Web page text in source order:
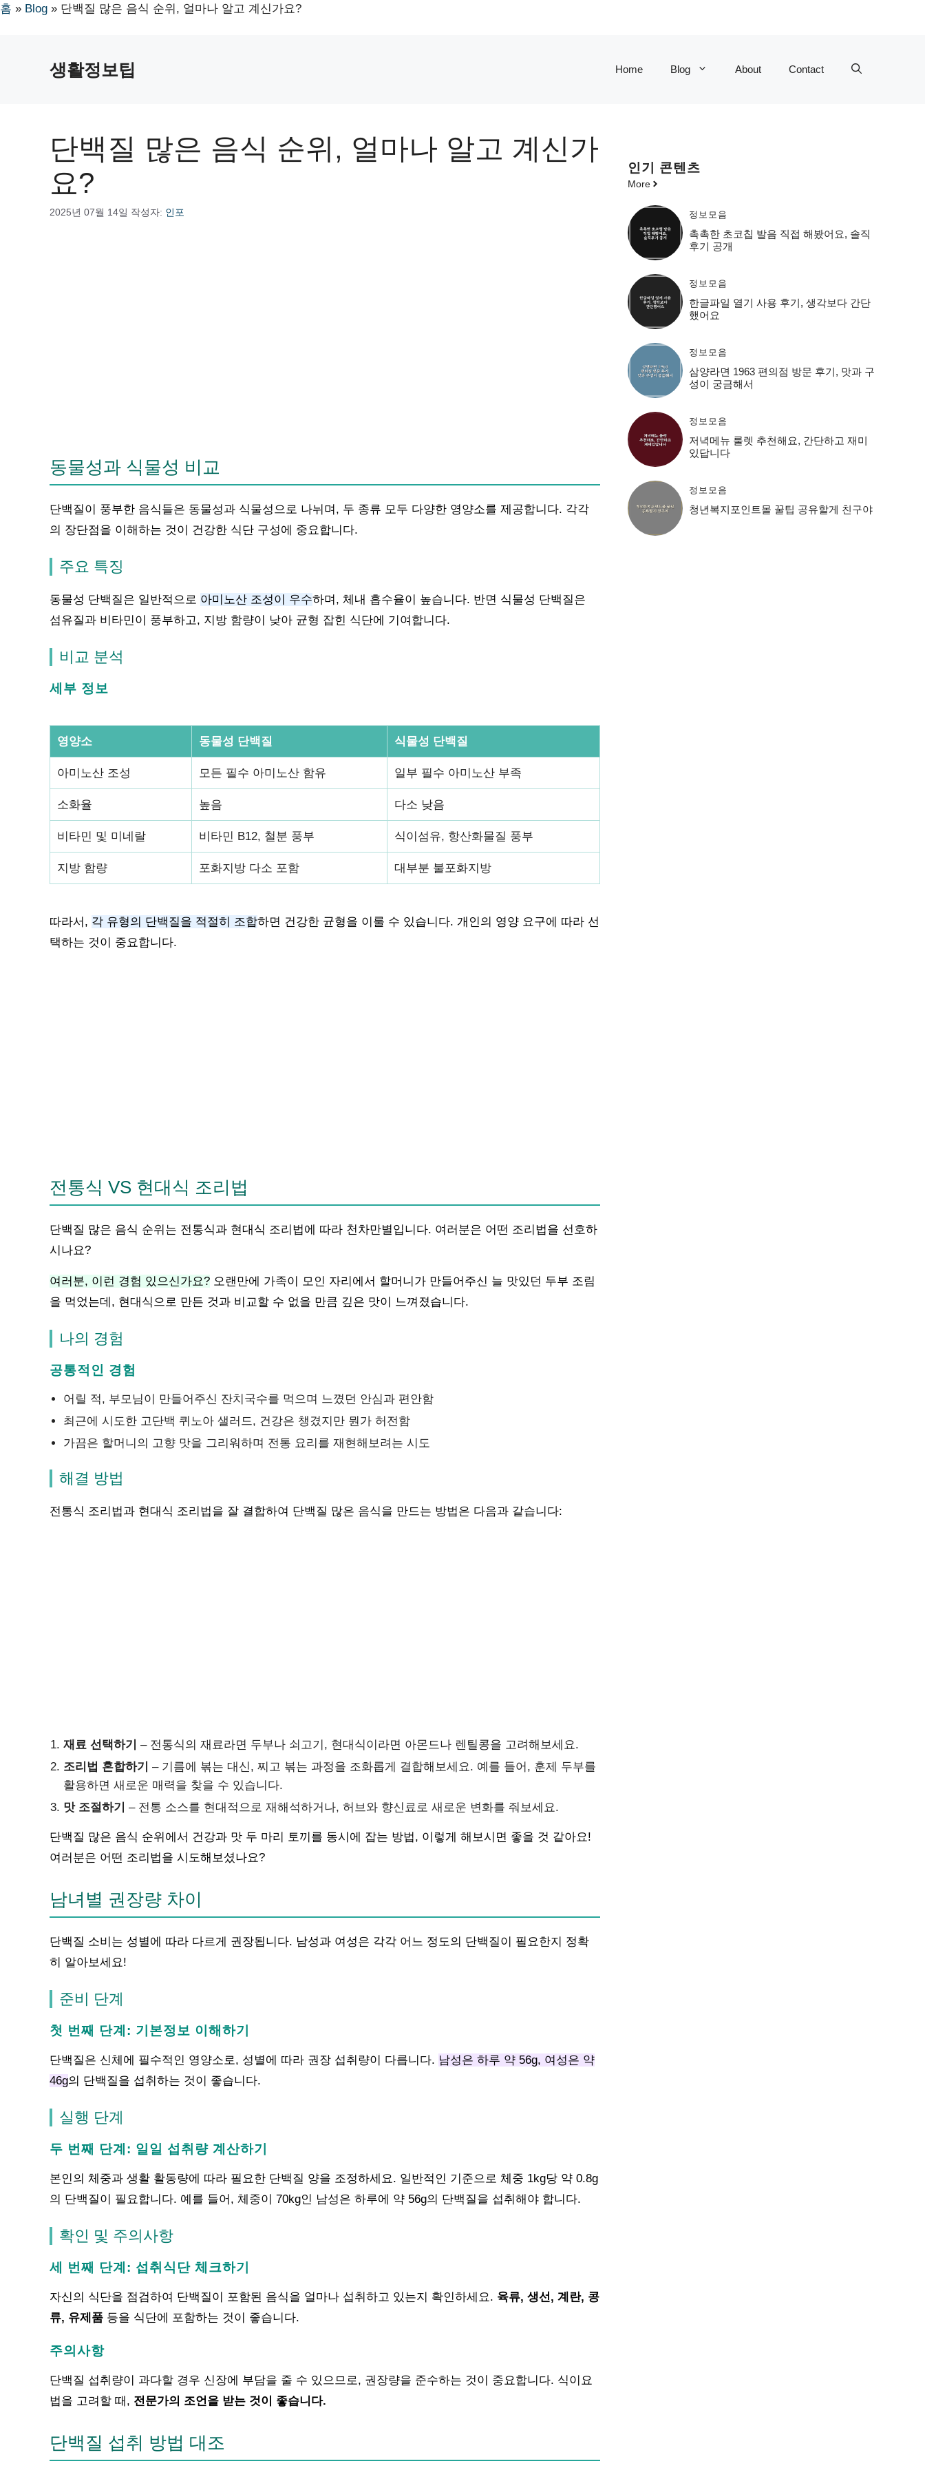
홈 » Blog » 단백질 많은 음식 순위, 얼마나 알고 계신가요?
생활정보팁 Home Blog About Contact
단백질 많은 음식 순위, 얼마나 알고 계신가
요?
2025년 07월 14일 작성자: 인포
동물성과 식물성 비교
단백질이 풍부한 음식들은 동물성과 식물성으로 나뉘며, 두 종류 모두 다양한 영양소를 제공합니다. 각각
의 장단점을 이해하는 것이 건강한 식단 구성에 중요합니다.
주요 특징
동물성 단백질은 일반적으로 아미노산 조성이 우수하며, 체내 흡수율이 높습니다. 반면 식물성 단백질은
섬유질과 비타민이 풍부하고, 지방 함량이 낮아 균형 잡힌 식단에 기여합니다.
비교 분석
세부 정보
영양소 동물성 단백질 식물성 단백질
아미노산 조성 모든 필수 아미노산 함유 일부 필수 아미노산 부족
소화율 높음 다소 낮음
비타민 및 미네랄 비타민 B12, 철분 풍부 식이섬유, 항산화물질 풍부
지방 함량 포화지방 다소 포함 대부분 불포화지방
따라서, 각 유형의 단백질을 적절히 조합하면 건강한 균형을 이룰 수 있습니다. 개인의 영양 요구에 따라 선
택하는 것이 중요합니다.
전통식 VS 현대식 조리법
단백질 많은 음식 순위는 전통식과 현대식 조리법에 따라 천차만별입니다. 여러분은 어떤 조리법을 선호하
시나요?
여러분, 이런 경험 있으신가요? 오랜만에 가족이 모인 자리에서 할머니가 만들어주신 늘 맛있던 두부 조림
을 먹었는데, 현대식으로 만든 것과 비교할 수 없을 만큼 깊은 맛이 느껴졌습니다.
나의 경험
공통적인 경험
어릴 적, 부모님이 만들어주신 잔치국수를 먹으며 느꼈던 안심과 편안함
최근에 시도한 고단백 퀴노아 샐러드, 건강은 챙겼지만 뭔가 허전함
가끔은 할머니의 고향 맛을 그리워하며 전통 요리를 재현해보려는 시도
해결 방법
전통식 조리법과 현대식 조리법을 잘 결합하여 단백질 많은 음식을 만드는 방법은 다음과 같습니다:
재료 선택하기
– 전통식의 재료라면 두부나 쇠고기, 현대식이라면 아몬드나 렌틸콩을 고려해보세요.
조리법 혼합하기
– 기름에 볶는 대신, 찌고 볶는 과정을 조화롭게 결합해보세요. 예를 들어, 훈제 두부를
활용하면 새로운 매력을 찾을 수 있습니다.
맛 조절하기
– 전통 소스를 현대적으로 재해석하거나, 허브와 향신료로 새로운 변화를 줘보세요.
단백질 많은 음식 순위에서 건강과 맛 두 마리 토끼를 동시에 잡는 방법, 이렇게 해보시면 좋을 것 같아요!
여러분은 어떤 조리법을 시도해보셨나요?
남녀별 권장량 차이
단백질 소비는 성별에 따라 다르게 권장됩니다. 남성과 여성은 각각 어느 정도의 단백질이 필요한지 정확
히 알아보세요!
준비 단계
첫 번째 단계: 기본정보 이해하기
단백질은 신체에 필수적인 영양소로, 성별에 따라 권장 섭취량이 다릅니다. 남성은 하루 약 56g, 여성은 약
46g의 단백질을 섭취하는 것이 좋습니다.
실행 단계
두 번째 단계: 일일 섭취량 계산하기
본인의 체중과 생활 활동량에 따라 필요한 단백질 양을 조정하세요. 일반적인 기준으로 체중 1kg당 약 0.8g
의 단백질이 필요합니다. 예를 들어, 체중이 70kg인 남성은 하루에 약 56g의 단백질을 섭취해야 합니다.
확인 및 주의사항
세 번째 단계: 섭취식단 체크하기
자신의 식단을 점검하여 단백질이 포함된 음식을 얼마나 섭취하고 있는지 확인하세요. 육류, 생선, 계란, 콩
류, 유제품 등을 식단에 포함하는 것이 좋습니다.
주의사항
단백질 섭취량이 과다할 경우 신장에 부담을 줄 수 있으므로, 권장량을 준수하는 것이 중요합니다. 식이요
법을 고려할 때, 전문가의 조언을 받는 것이 좋습니다.
단백질 섭취 방법 대조
인기 콘텐츠
More
정보모음
촉촉한 초코칩 발음 직접 해봤어요, 솔직
후기 공개
정보모음
한글파일 열기 사용 후기, 생각보다 간단
했어요
정보모음
삼양라면 1963 편의점 방문 후기, 맛과 구
성이 궁금해서
정보모음
저녁메뉴 룰렛 추천해요, 간단하고 재미
있답니다
정보모음
청년복지포인트몰 꿀팁 공유할게 친구야